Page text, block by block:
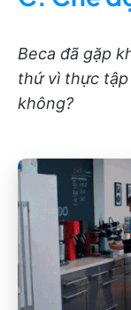
Beca đã gặp
thứ vì thực tập
không?